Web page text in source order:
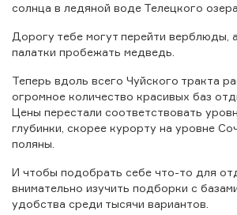
солнца в ледяной воде Телецкого озера.
Дорогу тебе могут перейти верблюды,
палатки пробежать медведь.
Теперь вдоль всего Чуйского тракта
огромное количество красивых баз
Цены перестали соответствовать
глубинки, скорее курорту на уровне
поляны.
И чтобы подобрать себе что-то для
внимательно изучить подборки с
удобства среди тысячи вариантов.